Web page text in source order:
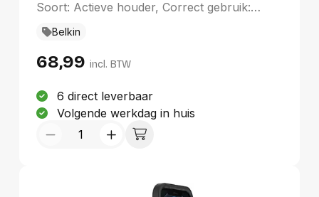
Soort: Actieve houder, Correct gebruik:
Belkin
68,99 incl. BTW
6 direct leverbaar
Volgende werkdag in huis